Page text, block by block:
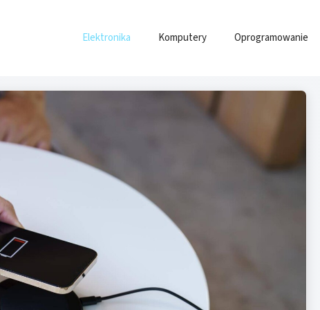
Elektronika Komputery Oprogramowanie